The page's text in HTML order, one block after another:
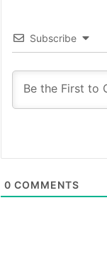
Subscribe
0 COMMENTS